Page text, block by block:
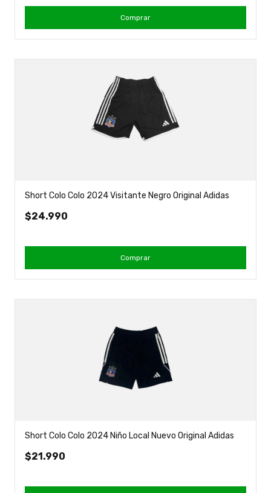
Comprar
Short Colo Colo 2024 Visitante Negro Original Adidas
$24.990
Comprar
Short Colo Colo 2024 Niño Local Nuevo Original Adidas
$21.990